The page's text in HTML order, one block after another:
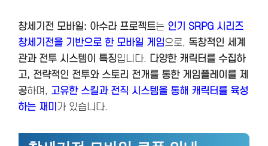
창세기전 모바일: 아수라 프로젝트는 인기 SRPG 시리즈
창세기전을 기반으로 한 모바일 게임으로, 독창적인 세계
관과 전투 시스템이 특징입니다. 다양한 캐릭터를 수집하
고, 전략적인 전투와 스토리 전개를 통한 게임플레이를 제
공하며, 고유한 스킬과 전직 시스템을 통해 캐릭터를 육성
하는 재미 가 있습니다.